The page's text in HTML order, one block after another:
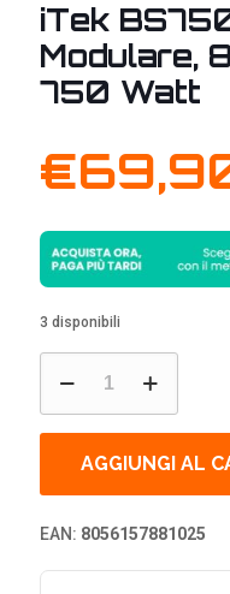
iTek
Modulare,
750 Watt
€
3 disponibili
BS750
EVO
PSU
Modulare,
Bronze
-
750
Watt
AGGIUNGI AL
EAN: 8056157881025